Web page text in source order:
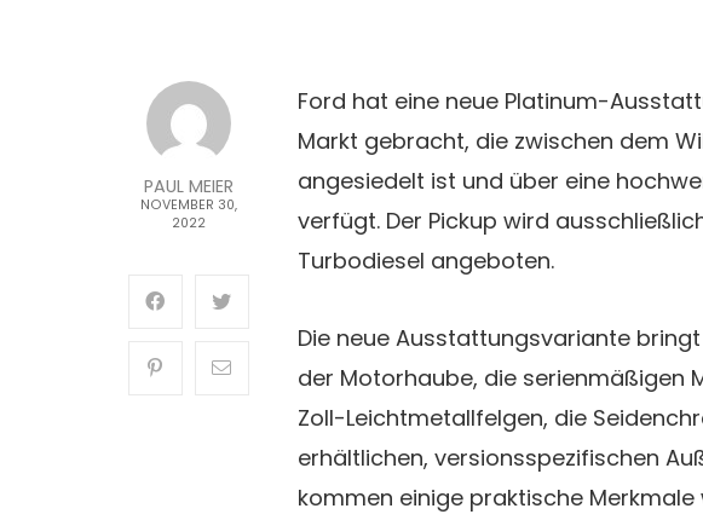
PAUL MEIER
NOVEMBER 30,
2022
Ford hat eine neue Platinum-
Markt gebracht, die zwischen dem
angesiedelt ist und über eine
verfügt. Der Pickup wird
Turbodiesel angeboten.
Die neue Ausstattungsvariante
der Motorhaube, die serienmäßigen
Zoll-Leichtmetallfelgen, die
erhältlichen, versionsspezifischen
kommen einige praktische Merkmale